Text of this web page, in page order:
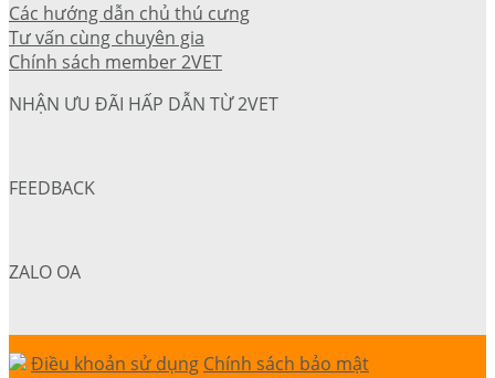
Các hướng dẫn chủ thú cưng
Tư vấn cùng chuyên gia
Chính sách member 2VET
NHẬN ƯU ĐÃI HẤP DẪN TỪ 2VET
FEEDBACK
ZALO OA
Điều khoản sử dụng Chính sách bảo mật